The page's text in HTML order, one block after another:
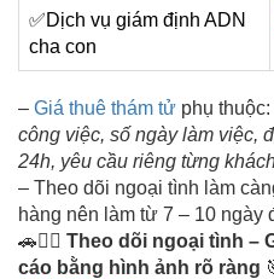
✅Dịch vụ giám định ADN
cha con
– Giá thuê thám tử phụ thuộc:
công việc, số ngày làm việc,
24h, yêu cầu riêng từng
– Theo dõi ngoại tình làm
hàng nên làm từ 7 – 10 ngày
🚗🕵️‍♀️ Theo dõi ngoại tình –
cáo bằng hình ảnh rõ ràng